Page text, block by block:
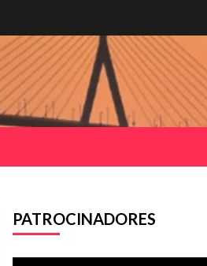
PATROCINADORES